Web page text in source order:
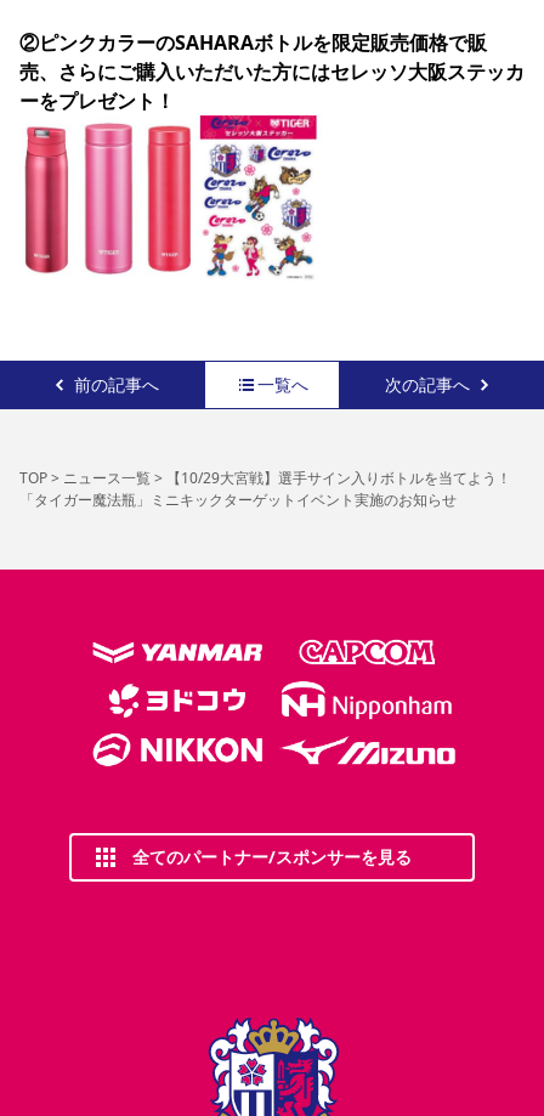
②ピンクカラーのSAHARAボトルを限定販売価格で販
売、さらにご購入いただいた方にはセレッソ大阪ステッカ
ーをプレゼント！
前の記事へ 一覧へ 次の記事へ
TOP> ニュース一覧>
【10/29大宮戦】選手サイン入りボトルを当てよう！
「タイガー魔法瓶」ミニキックターゲットイベント実施のお知らせ
全てのパートナー/スポンサーを見る